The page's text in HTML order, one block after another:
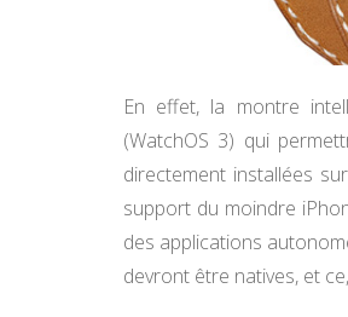
En effet, la montre
(WatchOS 3) qui
directement installées
support du moindre
des applications
devront être natives, et